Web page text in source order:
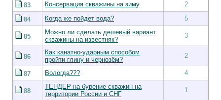
83 Консервация скважины на зиму 2
84 Когда же пойдет вода? 5
85
Можно ли сделать дешевый вариант
скважины на известняк?
3
86
Как канатно-ударным способом
пройти глину и чернозём?
2
87 Вологда??? 4
88
ТЕНДЕР на бурение скважин на
территории России и СНГ
1